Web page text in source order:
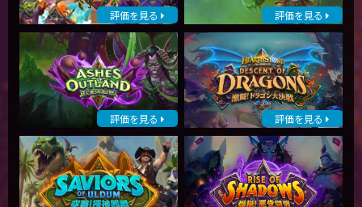
評価を見る 評価を見る
評価を見る 評価を見る